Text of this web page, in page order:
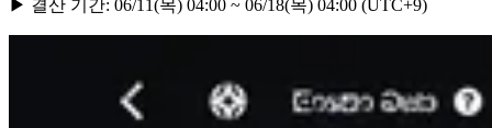
▶ 결산 기간: 06/11(목) 04:00 ~ 06/18(목) 04:00 (UTC+9)